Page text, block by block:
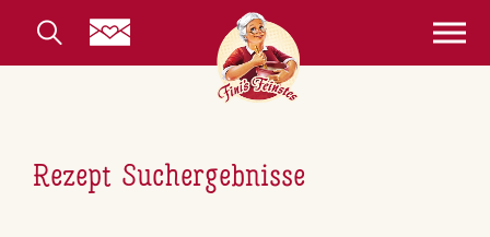
Rezept Suchergebnisse